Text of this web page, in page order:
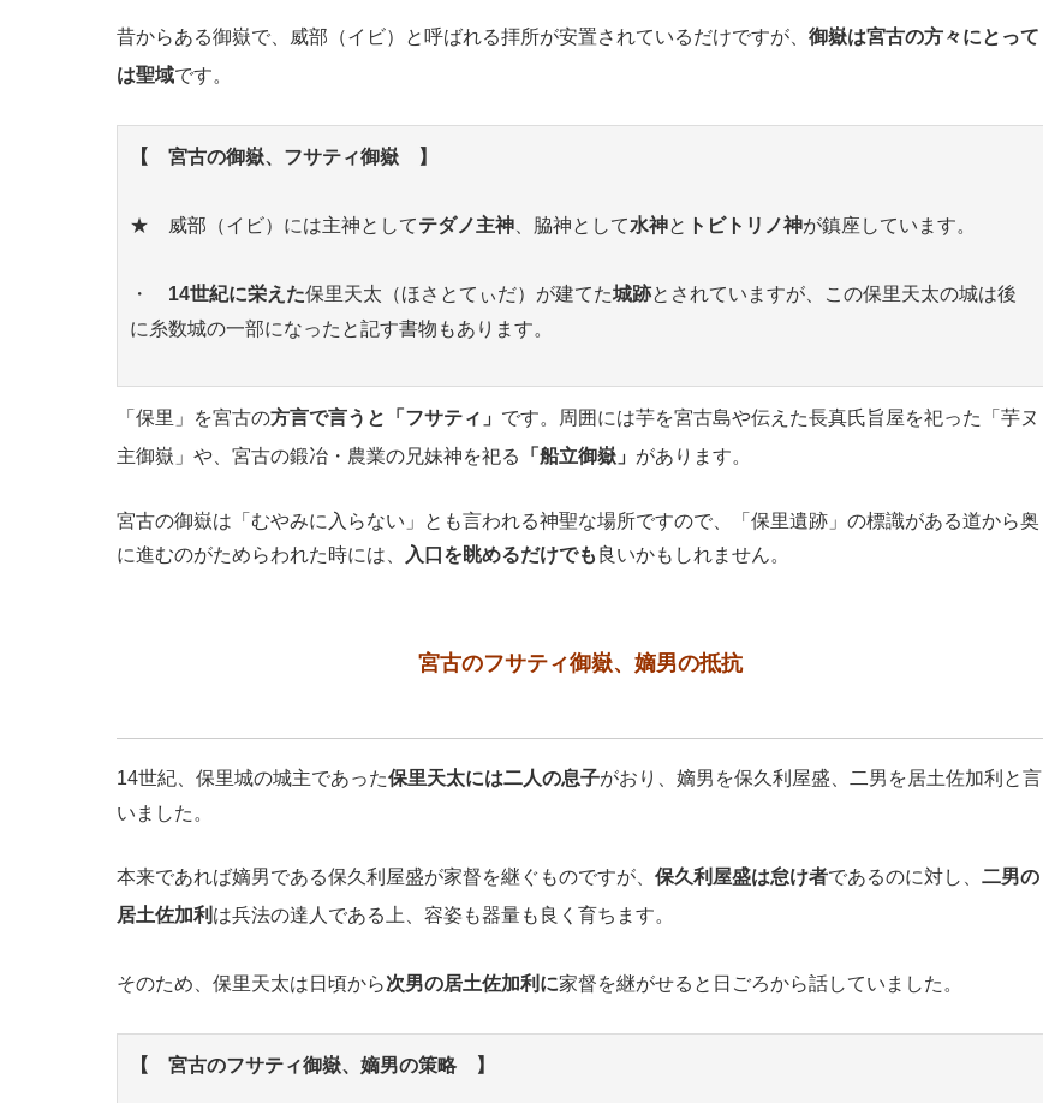
昔からある御嶽で、威部（イビ）と呼ばれる拝所が安置されているだけですが、 御嶽は宮古の方々にとって
は聖域です。
【 宮古の御嶽、フサティ御嶽 】
★ 威部（イビ）には主神としてテダノ主神 、脇神として水神と トビトリノ神が鎮座しています。
・ 14世紀に栄えた保里天太（ほさとてぃだ）が建てた城跡とされていますが、この保里天太の城は後
に糸数城の一部になったと記す書物もあります。
「保里」を宮古の方言で言うと「フサティ」 です。周囲には芋を宮古島や伝えた長真氏旨屋を祀った「芋ヌ
主御嶽」や、宮古の鍛冶・農業の兄妹神を祀る
「船立御嶽」 があります。
宮古の御嶽は「むやみに入らない」とも言われる神聖な場所ですので、「保里遺跡」の標識がある道から奥
に進むのがためらわれた時には、
入口を眺めるだけでも 良いかもしれません。
宮古のフサティ御嶽、嫡男の抵抗
14世紀、保里城の城主であった保里天太には二人の息子がおり、嫡男を保久利屋盛、二男を居土佐加利と言
いました。
本来であれば嫡男である保久利屋盛が家督を継ぐものですが、 保久利屋盛は怠け者であるのに対し、 二男の
居土佐加利 は兵法の達人である上、容姿も器量も良く育ちます。
そのため、保里天太は日頃から次男の居土佐加利に家督を継がせると日ごろから話していました。
【 宮古のフサティ御嶽、嫡男の策略 】